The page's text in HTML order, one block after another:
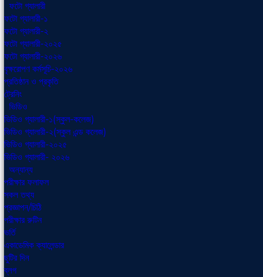
ফটো গ্যালারী
ফটো গ্যালারী-১
ফটো গ্যালারী-২
ফটো গ্যালারী-২০২৫
ফটো গ্যালারী-২০২৬
বৃক্ষরোপণ কর্মসূচি-২০২৬
প্রতিষ্ঠান ও প্রকৃতি
ট্রেনিং
ভিডিও
ভিডিও গ্যালারী-১(স্কুল-কলেজ)
ভিডিও গ্যালারী-২(স্কুল এন্ড কলেজ)
ভিডিও গ্যালারী-২০২৫
ভিডিও গ্যালারী- ২০২৬
অন্যান্য
পরীক্ষার ফলাফল
সকল তথ্য
প্রজ্ঞাপন/চিঠি
পরীক্ষার রুটিন
ভর্তি
একাডেমিক ক্যালেন্ডার
ছুটির দিন
ব্লগ